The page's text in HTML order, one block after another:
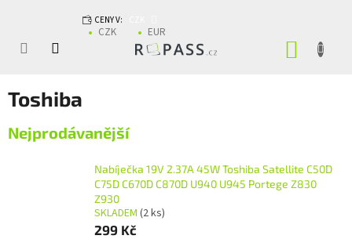
CENY V:
CZK EUR
Toshiba
Nejprodávanější
Nabíječka 19V 2.37A 45W Toshiba Satellite C50D
C75D C670D C870D U940 U945 Portege Z830
Z930
SKLADEM (2 ks)
299 Kč